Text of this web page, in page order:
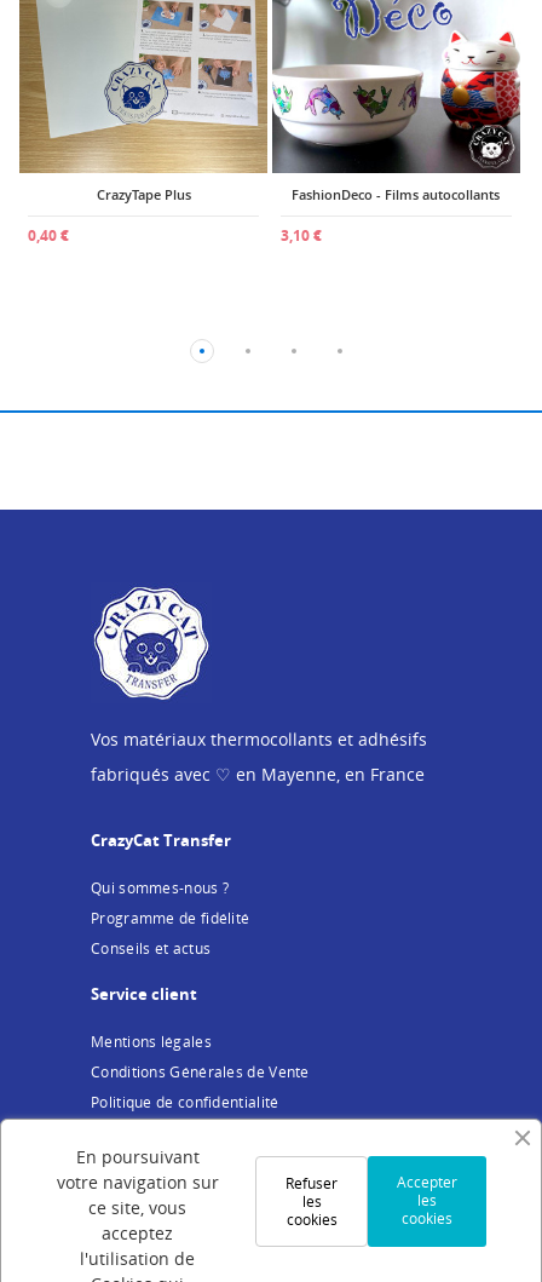
CrazyTape Plus
0,40 €
FashionDeco - Films autocollants
3,10 €
Vos matériaux thermocollants et adhésifs
fabriqués avec ♡ en Mayenne, en France
CrazyCat Transfer
Qui sommes-nous ?
Programme de fidélité
Conseils et actus
Service client
Mentions légales
Conditions Générales de Vente
Politique de confidentialité
Votre compte
Connexion
Création de compte
En poursuivant
votre navigation sur
ce site, vous
acceptez
l'utilisation de
Accepter
les
cookies
Refuser
les
cookies